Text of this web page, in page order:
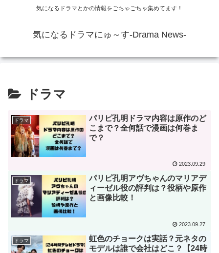
気になるドラマとかの情報をごちゃごちゃ集めてます！
気になるドラマにゅ～す-Drama News-
ドラマ
ドラマ
パリピ孔明ドラマ内容は原作のど
こまで？全何話で漫画は何巻ま
で？
2023.09.29
ドラマ
パリピ孔明アヴちゃんのマリアデ
ィーゼル役の評判は？役柄や原作
と画像比較！
2023.09.27
ドラマ
虹色のチョークは実話？元ネタの
モデルは誰で会社はどこ？【24時